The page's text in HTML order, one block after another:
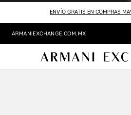
ENVÍO GRATIS EN COMPRAS
ARMANIEXCHANGE.COM.MX